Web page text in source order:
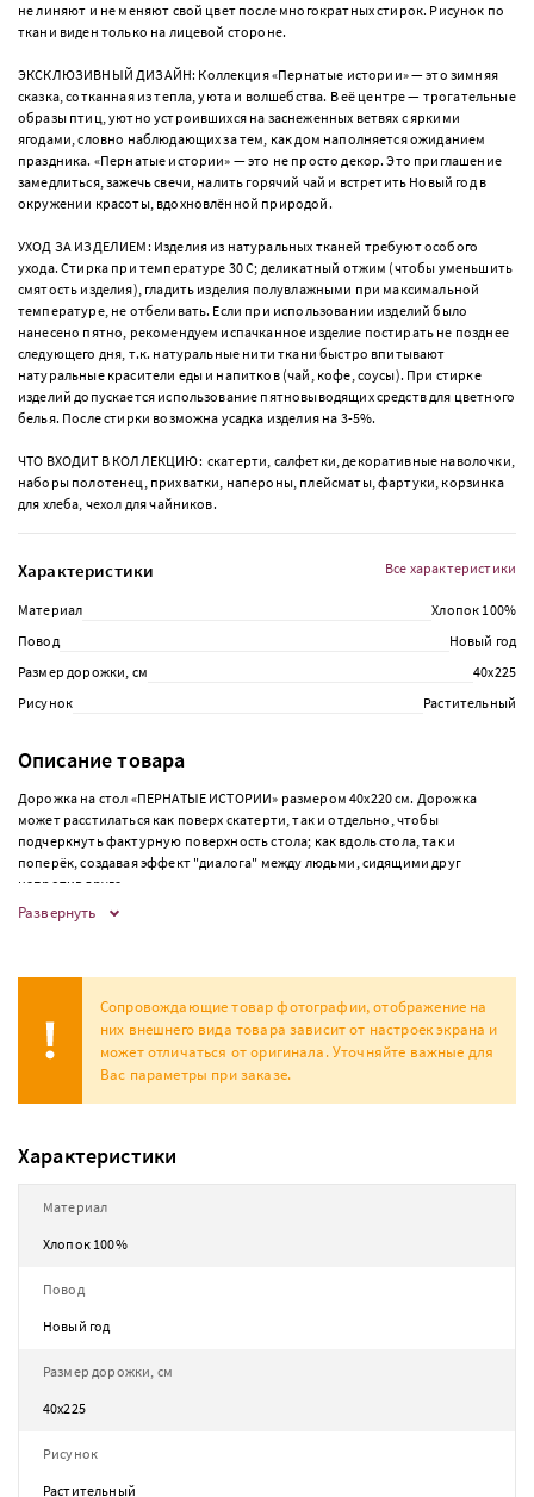
не линяют и не меняют свой цвет после многократных стирок. Рисунок по
ткани виден только на лицевой стороне.
ЭКСКЛЮЗИВНЫЙ ДИЗАЙН: Коллекция «Пернатые истории» — это зимняя
сказка, сотканная из тепла, уюта и волшебства. В её центре — трогательные
образы птиц, уютно устроившихся на заснеженных ветвях с яркими
ягодами, словно наблюдающих за тем, как дом наполняется ожиданием
праздника. «Пернатые истории» — это не просто декор. Это приглашение
замедлиться, зажечь свечи, налить горячий чай и встретить Новый год в
окружении красоты, вдохновлённой природой.
УХОД ЗА ИЗДЕЛИЕМ: Изделия из натуральных тканей требуют особого
ухода. Стирка при температуре 30 С; деликатный отжим (чтобы уменьшить
смятость изделия), гладить изделия полувлажными при максимальной
температуре, не отбеливать. Если при использовании изделий было
нанесено пятно, рекомендуем испачканное изделие постирать не позднее
следующего дня, т.к. натуральные нити ткани быстро впитывают
натуральные красители еды и напитков (чай, кофе, соусы). При стирке
изделий допускается использование пятновыводящих средств для цветного
белья. После стирки возможна усадка изделия на 3-5%.
ЧТО ВХОДИТ В КОЛЛЕКЦИЮ: скатерти, салфетки, декоративные наволочки,
наборы полотенец, прихватки, напероны, плейсматы, фартуки, корзинка
для хлеба, чехол для чайников.
Характеристики
Материал
Хлопок 100%
Повод
Новый год
Размер дорожки, см
40х225
Рисунок
Растительный
Все характеристики
Описание товара
Дорожка на стол «ПЕРНАТЫЕ ИСТОРИИ» размером 40х220 см. Дорожка
может расстилаться как поверх скатерти, так и отдельно, чтобы
подчеркнуть фактурную поверхность стола; как вдоль стола, так и
поперёк, создавая эффект "диалога" между людьми, сидящими друг
напротив друга.
Развернуть
Сопровождающие товар фотографии, отображение на
них внешнего вида товара зависит от настроек экрана и
может отличаться от оригинала. Уточняйте важные для
Вас параметры при заказе.
Характеристики
Материал
Хлопок 100%
Повод
Новый год
Размер дорожки, см
40х225
Рисунок
Растительный